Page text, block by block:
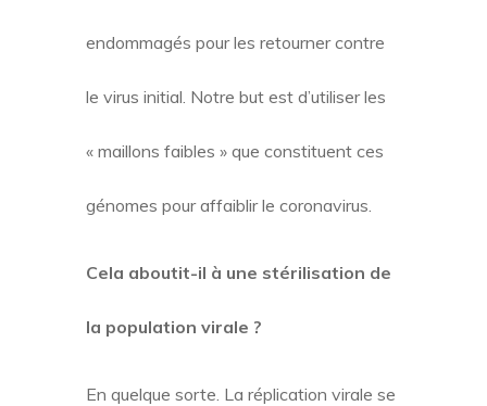
endommagés pour les retourner contre
le virus initial. Notre but est d’utiliser les
« maillons faibles » que constituent ces
génomes pour affaiblir le coronavirus.
Cela aboutit-il à une stérilisation de
la population virale ?
En quelque sorte. La réplication virale se